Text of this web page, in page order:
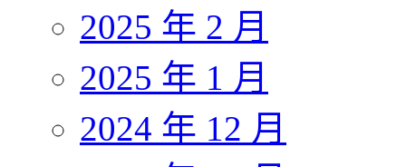
2025 年 2 月
2025 年 1 月
2024 年 12 月